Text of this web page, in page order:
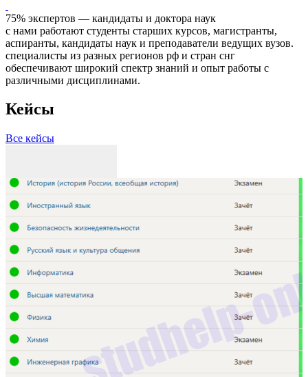
75% экспертов — кандидаты и доктора наук
с нами работают студенты старших курсов, магистранты,
аспиранты, кандидаты наук и преподаватели ведущих вузов.
специалисты из разных регионов рф и стран снг
обеспечивают широкий спектр знаний и опыт работы с
различными дисциплинами.
Кейсы
Все кейсы